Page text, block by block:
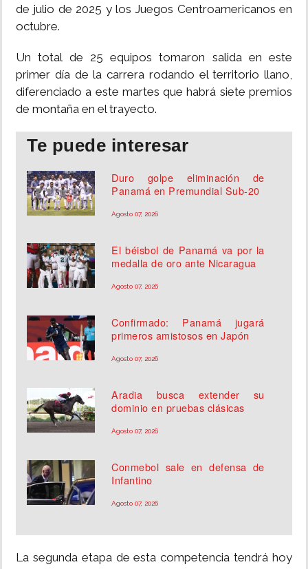
de julio de 2025 y los Juegos Centroamericanos en
octubre.
Un total de 25 equipos tomaron salida en este
primer día de la carrera rodando el territorio llano,
diferenciado a este martes que habrá siete premios
de montaña en el trayecto.
Te puede interesar
Duro golpe eliminación de
Panamá en Premundial Sub-20
Agosto 07, 2026
El béisbol de Panamá va por la
medalla de oro ante Nicaragua
Agosto 07, 2026
Confirmado: Panamá jugará
primeros amistosos en Japón
Agosto 07, 2026
Aradia busca extender su
dominio en pruebas clásicas
Agosto 07, 2026
Conmebol sale en defensa de
Infantino
Agosto 07, 2026
La segunda etapa de esta competencia tendrá hoy